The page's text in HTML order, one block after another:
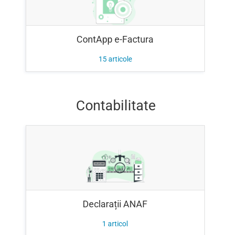
ContApp e-Factura
15articole
Contabilitate
Declarații ANAF
1 articol